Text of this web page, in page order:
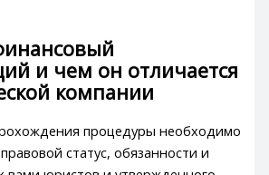
и чем он отличается
компании
процедуры необходимо
статус, обязанности и